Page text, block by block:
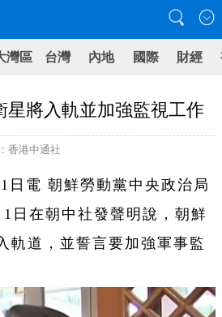
灣區 台灣 內地 國際 財經
星將入軌並加強監視工作
香港中通社
日電 朝鮮勞動黨中央政治局
日在朝中社發聲明說，朝鮮
軌道，並誓言要加強軍事監